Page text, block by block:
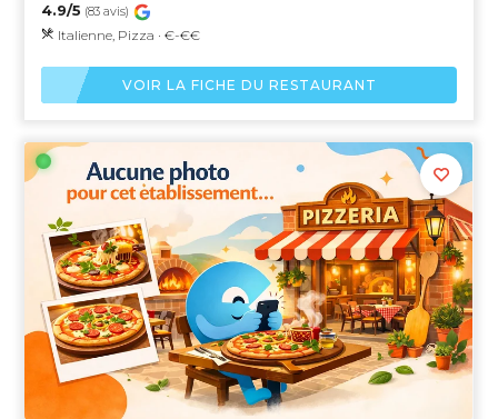
4.9/5 (83 avis)
Italienne, Pizza · €-€€
VOIR LA FICHE DU RESTAURANT